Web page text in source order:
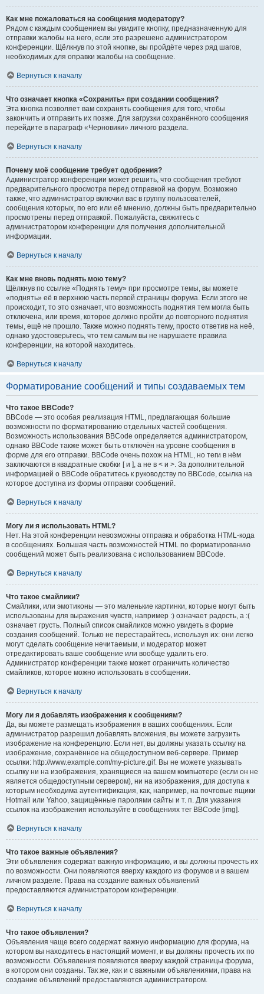
Как мне пожаловаться на сообщения модератору?
Рядом с каждым сообщением вы увидите кнопку, предназначенную для
отправки жалобы на него, если это разрешено администратором
конференции. Щёлкнув по этой кнопке, вы пройдёте через ряд шагов,
необходимых для оправки жалобы на сообщение.
Вернуться к началу
Что означает кнопка «Сохранить» при создании сообщения?
Эта кнопка позволяет вам сохранять сообщения для того, чтобы
закончить и отправить их позже. Для загрузки сохранённого сообщения
перейдите в параграф «Черновики» личного раздела.
Вернуться к началу
Почему моё сообщение требует одобрения?
Администратор конференции может решить, что сообщения требуют
предварительного просмотра перед отправкой на форум. Возможно
также, что администратор включил вас в группу пользователей,
сообщения которых, по его или её мнению, должны быть предварительно
просмотрены перед отправкой. Пожалуйста, свяжитесь с
администратором конференции для получения дополнительной
информации.
Вернуться к началу
Как мне вновь поднять мою тему?
Щёлкнув по ссылке «Поднять тему» при просмотре темы, вы можете
«поднять» её в верхнюю часть первой страницы форума. Если этого не
происходит, то это означает, что возможность поднятия тем могла быть
отключена, или время, которое должно пройти до повторного поднятия
темы, ещё не прошло. Также можно поднять тему, просто ответив на неё,
однако удостоверьтесь, что тем самым вы не нарушаете правила
конференции, на которой находитесь.
Вернуться к началу
Форматирование сообщений и типы создаваемых тем
Что такое BBCode?
BBCode — это особая реализация HTML, предлагающая большие
возможности по форматированию отдельных частей сообщения.
Возможность использования BBCode определяется администратором,
однако BBCode также может быть отключён на уровне сообщения в
форме для его отправки. BBCode очень похож на HTML, но теги в нём
заключаются в квадратные скобки [ и ], а не в < и >. За дополнительной
информацией о BBCode обратитесь к руководству по BBCode, ссылка на
которое доступна из формы отправки сообщений.
Вернуться к началу
Могу ли я использовать HTML?
Нет. На этой конференции невозможны отправка и обработка HTML-кода
в сообщениях. Большая часть возможностей HTML по форматированию
сообщений может быть реализована с использованием BBCode.
Вернуться к началу
Что такое смайлики?
Смайлики, или эмотиконы — это маленькие картинки, которые могут быть
использованы для выражения чувств, например :) означает радость, а :(
означает грусть. Полный список смайликов можно увидеть в форме
создания сообщений. Только не перестарайтесь, используя их: они легко
могут сделать сообщение нечитаемым, и модератор может
отредактировать ваше сообщение или вообще удалить его.
Администратор конференции также может ограничить количество
смайликов, которое можно использовать в сообщении.
Вернуться к началу
Могу ли я добавлять изображения к сообщениям?
Да, вы можете размещать изображения в ваших сообщениях. Если
администратор разрешил добавлять вложения, вы можете загрузить
изображение на конференцию. Если нет, вы должны указать ссылку на
изображение, сохранённое на общедоступном веб-сервере. Пример
ссылки: http://www.example.com/my-picture.gif. Вы не можете указывать
ссылку ни на изображения, хранящиеся на вашем компьютере (если он не
является общедоступным сервером), ни на изображения, для доступа к
которым необходима аутентификация, как, например, на почтовые ящики
Hotmail или Yahoo, защищённые паролями сайты и т. п. Для указания
ссылок на изображения используйте в сообщениях тег BBCode [img].
Вернуться к началу
Что такое важные объявления?
Эти объявления содержат важную информацию, и вы должны прочесть их
по возможности. Они появляются вверху каждого из форумов и в вашем
личном разделе. Права на создание важных объявлений
предоставляются администратором конференции.
Вернуться к началу
Что такое объявления?
Объявления чаще всего содержат важную информацию для форума, на
котором вы находитесь в настоящий момент, и вы должны прочесть их по
возможности. Объявления появляются вверху каждой страницы форума,
в котором они созданы. Так же, как и с важными объявлениями, права на
создание объявлений предоставляются администратором.